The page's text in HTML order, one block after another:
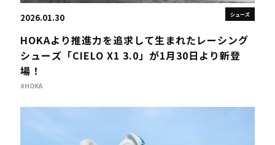
シューズ
2026.01.30
HOKAより推進力を追求して生まれたレーシング
シューズ「CIELO X1 3.0」が1月30日より新登
場！
#HOKA